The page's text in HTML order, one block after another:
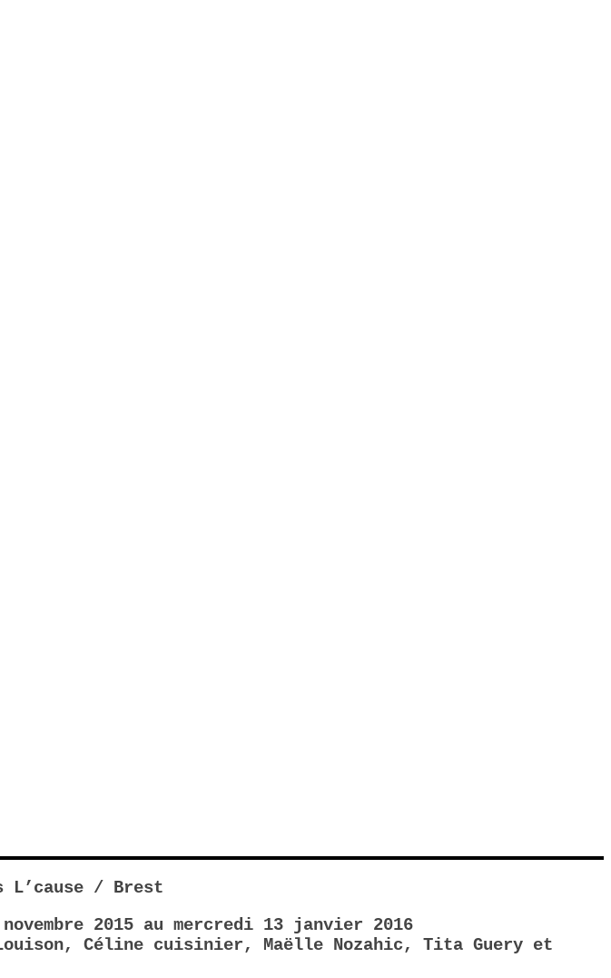
L’cause / Brest
2015 au mercredi 13 janvier 2016
Louison, Céline cuisinier, Maëlle Nozahic, Tita Guery et